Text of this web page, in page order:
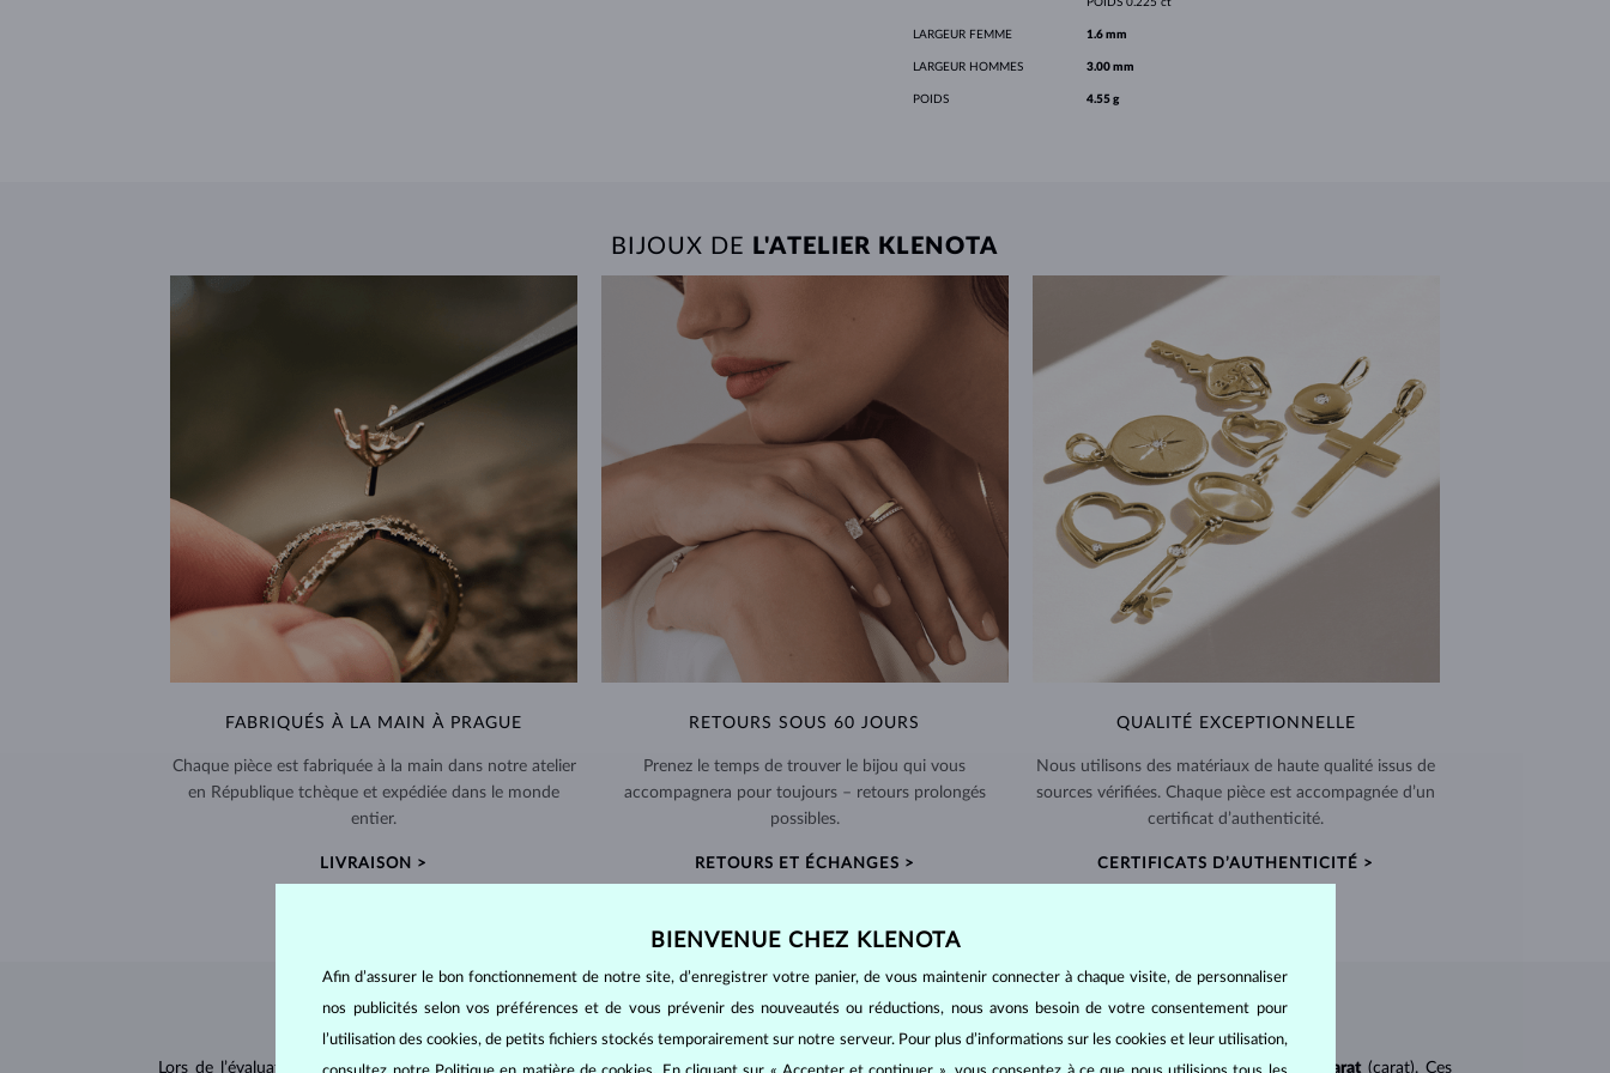
LARGEUR FEMME 1.6 mm
LARGEUR HOMMES 3.00 mm
POIDS 4.55 g
BIJOUX DE L'ATELIER KLENOTA
FABRIQUÉS À LA MAIN À PRAGUE
Chaque pièce est fabriquée à la main dans notre atelier
en République tchèque et expédiée dans le monde
entier.
LIVRAISON >
RETOURS SOUS 60 JOURS
Prenez le temps de trouver le bijou qui vous
accompagnera pour toujours – retours prolongés
possibles.
RETOURS ET ÉCHANGES >
QUALITÉ EXCEPTIONNELLE
Nous utilisons des matériaux de haute qualité issus de
sources vérifiées. Chaque pièce est accompagnée d’un
certificat d’authenticité.
CERTIFICATS D’AUTHENTICITÉ >
Lors de l’évaluation et de la certification desdiamants , on utilise les 4 paramètres de base, appelés 4C : taille (cut), pureté (clarity), couleur (color) et carat (carat). Ces
BIENVENUE CHEZ KLENOTA
Afin d’assurer le bon fonctionnement de notre site, d’enregistrer votre panier, de vous maintenir connecter à chaque visite, de personnaliser
nos publicités selon vos préférences et de vous prévenir des nouveautés ou réductions, nous avons besoin de votre consentement pour
l’utilisation des cookies, de petits fichiers stockés temporairement sur notre serveur. Pour plus d’informations sur les cookies et leur utilisation,